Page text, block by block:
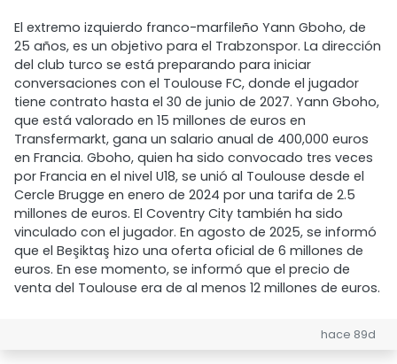
El extremo izquierdo franco-marfileño Yann Gboho, de
25 años, es un objetivo para el Trabzonspor. La dirección
del club turco se está preparando para iniciar
conversaciones con el Toulouse FC, donde el jugador
tiene contrato hasta el 30 de junio de 2027. Yann Gboho,
que está valorado en 15 millones de euros en
Transfermarkt, gana un salario anual de 400,000 euros
en Francia. Gboho, quien ha sido convocado tres veces
por Francia en el nivel U18, se unió al Toulouse desde el
Cercle Brugge en enero de 2024 por una tarifa de 2.5
millones de euros. El Coventry City también ha sido
vinculado con el jugador. En agosto de 2025, se informó
que el Beşiktaş hizo una oferta oficial de 6 millones de
euros. En ese momento, se informó que el precio de
venta del Toulouse era de al menos 12 millones de euros.
hace 89d